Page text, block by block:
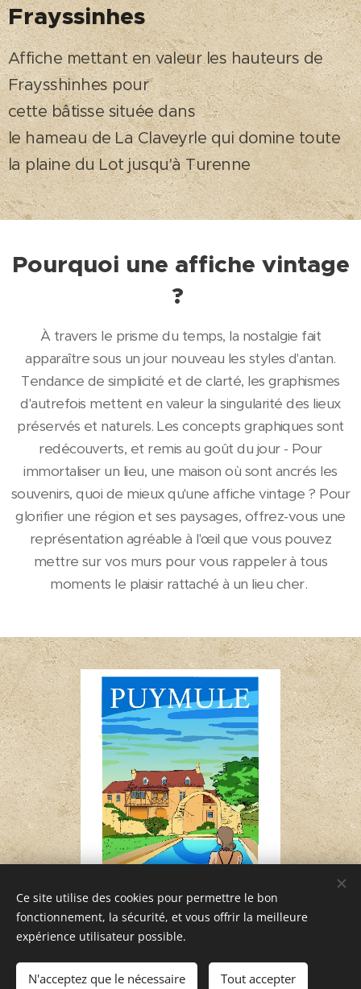
Frayssinhes
Affiche mettant en valeur les hauteurs de
Fraysshinhes pour
cette bâtisse située dans
le hameau de La Claveyrle qui domine toute
la plaine du Lot jusqu'à Turenne
Pourquoi une affiche vintage
?
À travers le prisme du temps, la nostalgie fait
apparaître sous un jour nouveau les styles d'antan.
Tendance de simplicité et de clarté, les graphismes
d'autrefois mettent en valeur la singularité des lieux
préservés et naturels. Les concepts graphiques sont
redécouverts, et remis au goût du jour - Pour
immortaliser un lieu, une maison où sont ancrés les
souvenirs, quoi de mieux qu'une affiche vintage ? Pour
glorifier une région et ses paysages, offrez-vous une
représentation agréable à l'œil que vous pouvez
mettre sur vos murs pour vous rappeler à tous
moments le plaisir rattaché à un lieu cher.
affiche vintage Lot
PUYMULE
Ce site utilise des cookies pour permettre le bon
fonctionnement, la sécurité, et vous offrir la meilleure
expérience utilisateur possible.
N'acceptez que le nécessaire Tout accepter